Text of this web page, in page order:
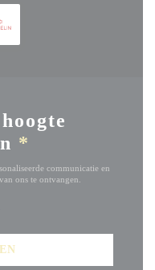
*
communicatie en
ons te ontvangen.